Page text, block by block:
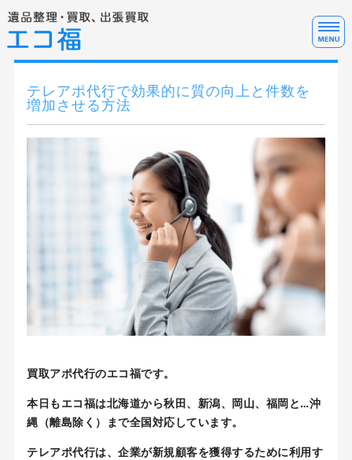
サービス料金
テレアポ代行で効果的に質の向上と件数を
増加させる方法
買取アポ代行のエコ福です。
本日もエコ福は北海道から秋田、新潟、岡山、福岡と…沖
縄（離島除く）まで全国対応しています。
テレアポ代行は、企業が新規顧客を獲得するために利用す